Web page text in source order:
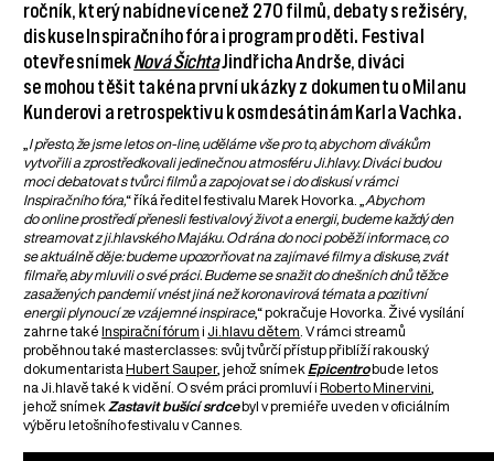
ročník, který nabídne více než 270 filmů, debaty s režiséry,
diskuse Inspiračního fóra i program pro děti. Festival
otevře snímekNová ŠichtaJindřicha Andrše, diváci
se mohou těšit také na první ukázky z dokumentu o Milanu
Kunderovi a retrospektivu k osmdesátinám Karla Vachka.
I přesto, že jsme letos on-line, uděláme vše pro to, abychom divákům
vytvořili a zprostředkovali jedinečnou atmosféru Ji.hlavy. Diváci budou
moci debatovat s tvůrci filmů a zapojovat se i do diskusí v rámci
Inspiračního fóra,“ říká ředitel festivalu Marek Hovorka. „ Abychom
do online prostředí přenesli festivalový život a energii, budeme každý den
streamovat z ji.hlavského Majáku. Od rána do noci poběží informace, co
se aktuálně děje: budeme upozorňovat na zajímavé filmy a diskuse, zvát
filmaře, aby mluvili o své práci. Budeme se snažit do dnešních dnů těžce
zasažených pandemií vnést jiná než koronavirová témata a pozitivní
energii plynoucí ze vzájemné inspirace,“ pokračuje Hovorka. Živé vysílání
zahrne také Inspirační fórum i Ji.hlavu dětem . V rámci streamů
proběhnou také masterclasses: svůj tvůrčí přístup přiblíží rakouský
dokumentarista Hubert Sauper, jehož snímek Epicentrobude letos
na Ji.hlavě také k vidění. O svém práci promluví i Roberto Minervini
jehož snímekZastavit bušící srdcebyl v premiéře uveden v oficiálním
výběru letošního festivalu v Cannes.